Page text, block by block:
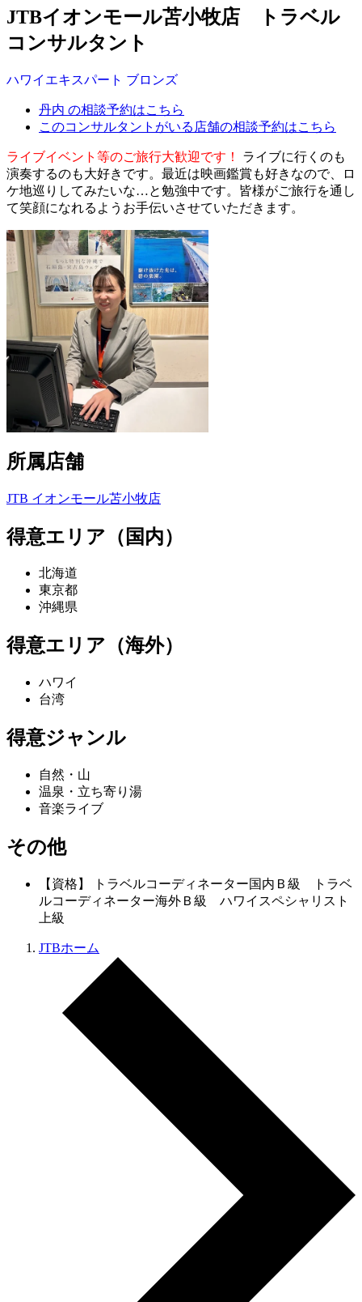
JTBイオンモール苫小牧店 トラベル
コンサルタント
ハワイ エキスパート ブロンズ
丹内 の相談予約はこちら
このコンサルタントがいる店舗の相談予約はこちら
ライブイベント等のご旅行大歓迎です！
ライブに行くのも
演奏するのも大好きです。最近は映画鑑賞も好きなので、ロ
ケ地巡りしてみたいな…と勉強中です。皆様がご旅行を通し
て笑顔になれるようお手伝いさせていただきます。
所属店舗
JTB イオンモール苫小牧店
得意エリア（国内）
北海道
東京都
沖縄県
得意エリア（海外）
ハワイ
台湾
得意ジャンル
自然・山
温泉・立ち寄り湯
音楽ライブ
その他
【資格】 トラベルコーディネーター国内Ｂ級 トラベ
ルコーディネーター海外Ｂ級 ハワイスペシャリスト
上級
JTBホーム